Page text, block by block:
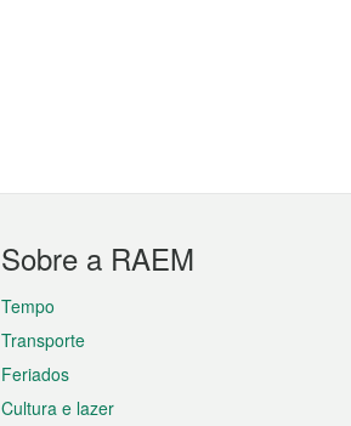
Sobre a RAEM
Tempo
Transporte
Feriados
Cultura e lazer